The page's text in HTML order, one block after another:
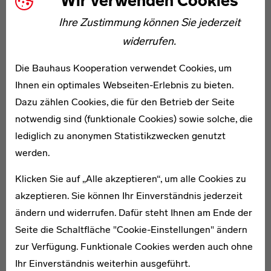
Ihre Zustimmung können Sie jederzeit
widerrufen.
Die Bauhaus Kooperation verwendet Cookies, um
Ihnen ein optimales Webseiten-Erlebnis zu bieten.
Dazu zählen Cookies, die für den Betrieb der Seite
notwendig sind (funktionale Cookies) sowie solche, die
lediglich zu anonymen Statistikzwecken genutzt
werden.
Klicken Sie auf „Alle akzeptieren“, um alle Cookies zu
akzeptieren. Sie können Ihr Einverständnis jederzeit
ändern und widerrufen. Dafür steht Ihnen am Ende der
Seite die Schaltfläche "Cookie-Einstellungen" ändern
zur Verfügung. Funktionale Cookies werden auch ohne
Ihr Einverständnis weiterhin ausgeführt.
Greg and Co. in Stockport und Kunststoffbezüge für
Autositze bei Fothergill and Harvey. Von 1948 bis 1963
war sie Senior Lecturer im Royal College of Art in
1950er- und 1960er-Jahren war sie für diverse britische
Firmen künstlerisch und beratend tätig: Sie entwarf
Innenausstattung der Fluggesellschaft BOAC, beriet
den Hersteller von Harris und Donegal Tweeds, Guy
entwarf für Irish Ropes Ltd. eine sehr erfolgreiche
Kollektion von strapazierfähigen Sisalteppichen unter
dem Namen „Tintawn“ und entwickelte Acrylfasern für
Chemstrand Ltd. 1955 reiste sie nach Kaschmir, um die
dortige Handwebstuhlindustrie zu beraten.
Leischner war Gründungsmitglied der Textile Group of